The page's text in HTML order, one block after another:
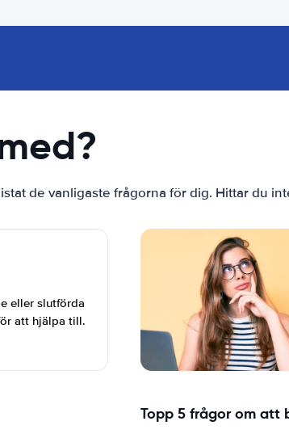
de vanligaste frågorna för dig. Hittar du
eller slutförda
att hjälpa till.
Topp 5 frågor om att